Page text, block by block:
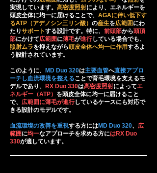
実現しています。 高密度照射により、エネルギーを
頭皮全体に均一に届けることで、 AGAに伴い低下す
るATP（アデノシン三リン酸） の産生を広範囲 にわ
たりサポートする設計です。特に、 前頭部から頭頂
部にかけて広範囲 に薄毛が進行している場合でも、
照射ムラを抑えながら頭皮全体へ均一に作用するよ
う設計されています。
このように、 MD Duo 320は主要血管へ直接アプロ
ーチし血流環境を整えることで育毛環境を支えるモ
デルであり、
RX Duo 330は高密度照射によってエ
ネルギー（ATP） を頭皮全体に均一に届けること
で、 広範囲に薄毛が進行しているケースにも対応で
きる設計のモデルです。
血流環境の改善を重視する方にはMD Duo 320、 広
範囲 に均一なアプローチを求める方にはRX Duo
330が適しています。